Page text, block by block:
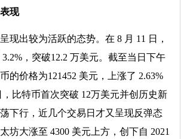
现
现出较为活跃的态势。在 8 月 11 日，
，突破12.2 万美元。截至当日下午
的价格为121452 美元，上涨了 2.63%
，比特币首次突破 12万美元并创历史新
下行，近几个交易日才又呈现反弹态
坊大涨至 4300 美元上方，创下自 2021